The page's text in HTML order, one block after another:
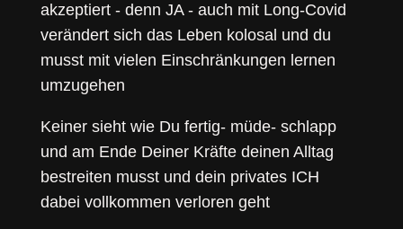
akzeptiert - denn JA - auch mit Long-Covid
verändert sich das Leben kolosal und du
musst mit vielen Einschränkungen lernen
umzugehen
Keiner sieht wie Du fertig- müde- schlapp
und am Ende Deiner Kräfte deinen Alltag
bestreiten musst und dein privates ICH
dabei vollkommen verloren geht